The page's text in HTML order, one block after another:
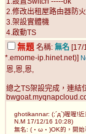
2.修改出租屋路由器防
3.架設實體機
4.啟動TS
無題 名稱: 無名
*.emome-ip.hinet.net)]
恩,恩,恩,
總之TS架設完成，連結
ghotikannar: (;´д`)喔喔!
N.M 17/12/16 10:28)
無名: (・ω・)OK的，開